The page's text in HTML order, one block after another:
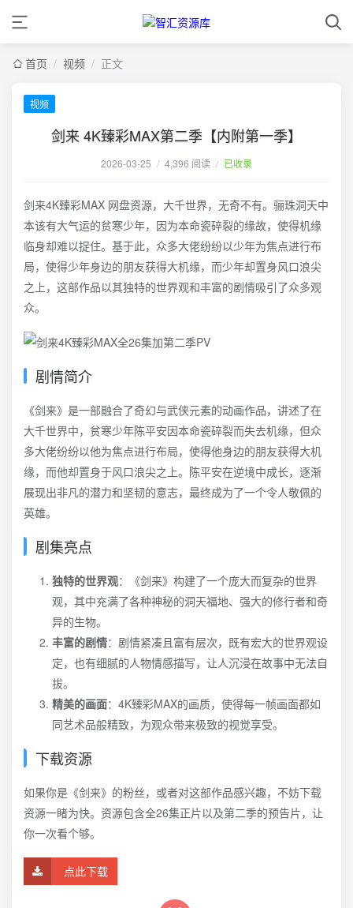
首页 / 视频 / 正文
视频
剑来 4K臻彩MAX第二季【内附第一季】
2026-03-25 / 4,396 阅读 / 已收录
剑来4K臻彩MAX 网盘资源，大千世界，无奇不有。骊珠洞天中
本该有大气运的贫寒少年，因为本命瓷碎裂的缘故，使得机缘
临身却难以捉住。基于此，众多大佬纷纷以少年为焦点进行布
局，使得少年身边的朋友获得大机缘，而少年却置身风口浪尖
之上，这部作品以其独特的世界观和丰富的剧情吸引了众多观
众。
剧情简介
《剑来》是一部融合了奇幻与武侠元素的动画作品，讲述了在
大千世界中，贫寒少年陈平安因本命瓷碎裂而失去机缘，但众
多大佬纷纷以他为焦点进行布局，使得他身边的朋友获得大机
缘，而他却置身于风口浪尖之上。陈平安在逆境中成长，逐渐
展现出非凡的潜力和坚韧的意志，最终成为了一个令人敬佩的
英雄。
剧集亮点
独特的世界观：《剑来》构建了一个庞大而复杂的世界
观，其中充满了各种神秘的洞天福地、强大的修行者和奇
异的生物。
丰富的剧情：剧情紧凑且富有层次，既有宏大的世界观设
定，也有细腻的人物情感描写，让人沉浸在故事中无法自
拔。
精美的画面：4K臻彩MAX的画质，使得每一帧画面都如
同艺术品般精致，为观众带来极致的视觉享受。
下载资源
如果你是《剑来》的粉丝，或者对这部作品感兴趣，不妨下载
资源一睹为快。资源包含全26集正片以及第二季的预告片，让
你一次看个够。
点此下载